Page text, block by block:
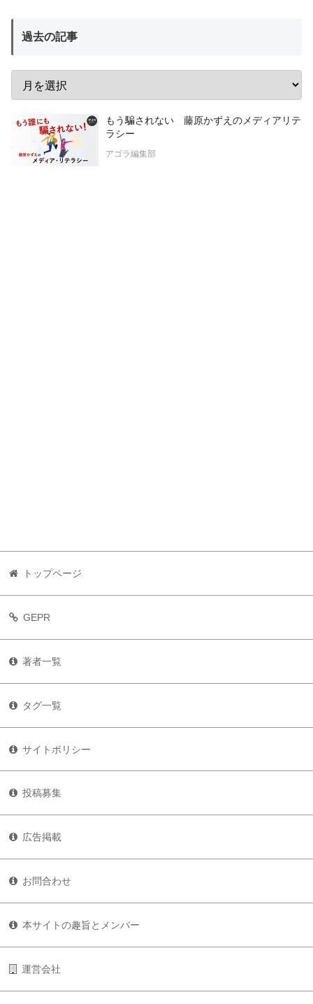
過去の記事
もう騙されない 藤原かずえのメディアリテ
ラシー
アゴラ編集部
トップページ
GEPR
著者一覧
タグ一覧
サイトポリシー
投稿募集
広告掲載
お問合わせ
本サイトの趣旨とメンバー
運営会社